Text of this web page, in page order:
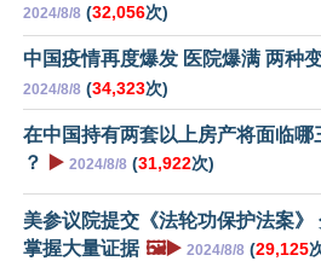
2024/8/8 (32,056次)
中国疫情再度爆发 医院爆满 两种
2024/8/8 (34,323次)
在中国持有两套以上房产将面临哪
？
▶️ 2024/8/8 (31,922次)
美参议院提交《法轮功保护法案》
掌握大量证据 🖼️▶️ 2024/8/8 (29,125